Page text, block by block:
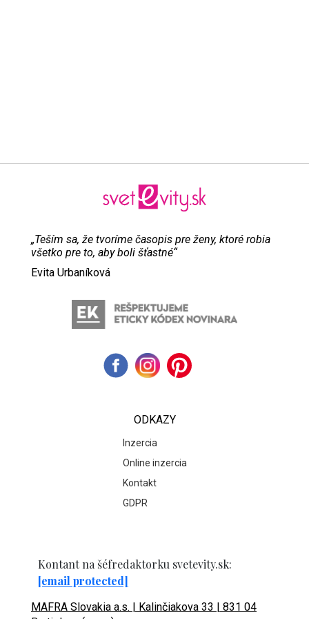
„Teším sa, že tvoríme časopis pre ženy, ktoré robia
všetko pre to, aby boli šťastné“
Evita Urbaníková
ODKAZY
Inzercia
Online inzercia
Kontakt
GDPR
Kontant na šéfredaktorku svetevity.sk:
[email protected]
MAFRA Slovakia a.s. | Kalinčiakova 33 | 831 04